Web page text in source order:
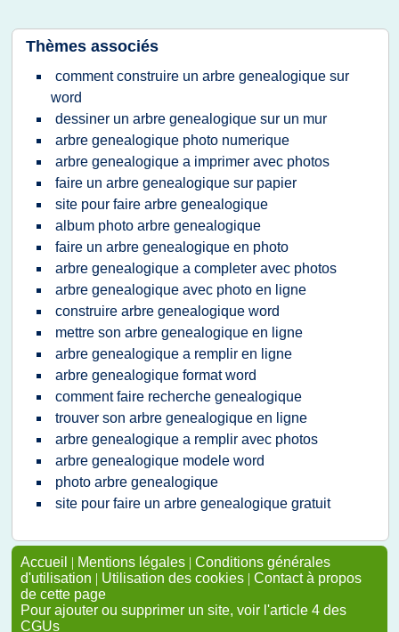
Thèmes associés
comment construire un arbre genealogique sur
word
dessiner un arbre genealogique sur un mur
arbre genealogique photo numerique
arbre genealogique a imprimer avec photos
faire un arbre genealogique sur papier
site pour faire arbre genealogique
album photo arbre genealogique
faire un arbre genealogique en photo
arbre genealogique a completer avec photos
arbre genealogique avec photo en ligne
construire arbre genealogique word
mettre son arbre genealogique en ligne
arbre genealogique a remplir en ligne
arbre genealogique format word
comment faire recherche genealogique
trouver son arbre genealogique en ligne
arbre genealogique a remplir avec photos
arbre genealogique modele word
photo arbre genealogique
site pour faire un arbre genealogique gratuit
Accueil | Mentions légales | Conditions générales
d'utilisation | Utilisation des cookies | Contact à propos
de cette page
Pour ajouter ou supprimer un site, voir l'article 4 des
CGUs